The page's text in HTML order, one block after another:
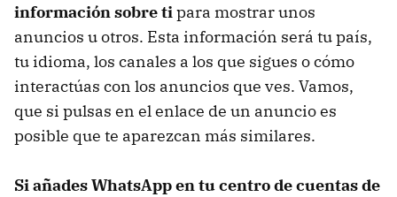
información sobre tipara mostrar unos
anuncios u otros. Esta información será tu país,
tu idioma, los canales a los que sigues o cómo
interactúas con los anuncios que ves. Vamos,
que si pulsas en el enlace de un anuncio es
posible que te aparezcan más similares.
Si añades WhatsApp en tu centro de cuentas de